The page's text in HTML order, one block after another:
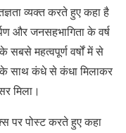
व्यक्त करते हुए कहा है
और जनसहभागिता के वर्ष
महत्वपूर्ण वर्षों में से
के साथ कंधे से कंधा मिलाकर
मिला।
पर पोस्ट करते हुए कहा